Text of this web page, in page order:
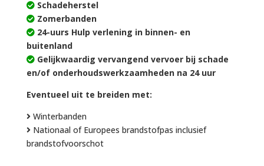
Schadeherstel
Zomerbanden
24-uurs Hulp verlening in binnen- en
buitenland
Gelijkwaardig vervangend vervoer bij schade
en/of onderhoudswerkzaamheden na 24 uur
Eventueel uit te breiden met:
Winterbanden
Nationaal of Europees brandstofpas inclusief
brandstofvoorschot